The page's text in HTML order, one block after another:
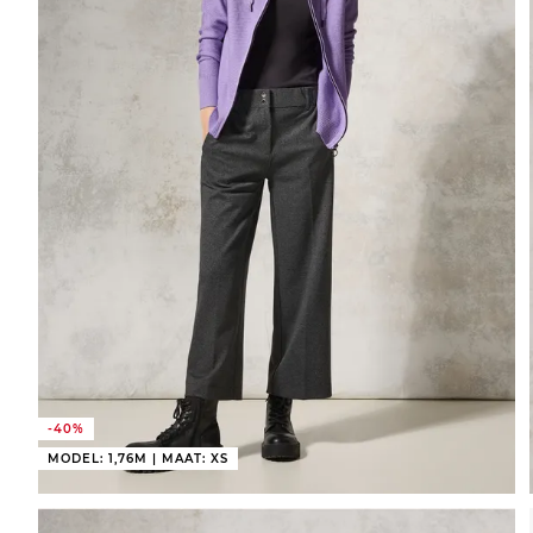
-40%
MODEL: 1,76M | MAAT: XS